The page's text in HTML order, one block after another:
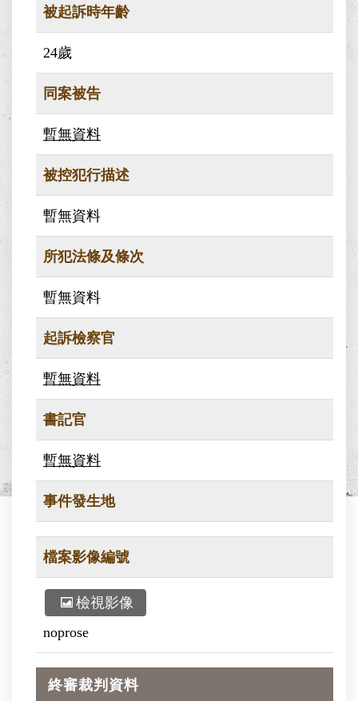
被起訴時年齡
24歲
同案被告
暫無資料
被控犯行描述
暫無資料
所犯法條及條次
暫無資料
起訴檢察官
暫無資料
書記官
暫無資料
事件發生地
檔案影像編號
檢視影像
noprose
終審裁判資料